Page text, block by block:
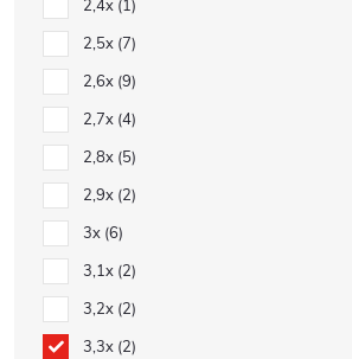
2,4x 1
2,5x 7
2,6x 9
2,7x 4
2,8x 5
2,9x 2
3x 6
3,1x 2
3,2x 2
3,3x 2